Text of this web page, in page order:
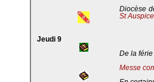
Diocèse
St
Jeudi 9
De la férie
Messe